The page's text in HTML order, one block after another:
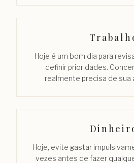
Hoje é um bom dia para
definir prioridades.
realmente precisa de sua
Hoje, evite gastar
vezes antes de fazer